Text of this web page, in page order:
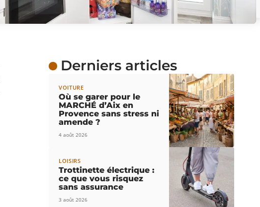
Derniers articles
VOITURE
Où se garer pour le
MARCHÉ d’Aix en
Provence sans stress ni
amende ?
4 août 2026
LOISIRS
Trottinette électrique :
ce que vous risquez
sans assurance
3 août 2026